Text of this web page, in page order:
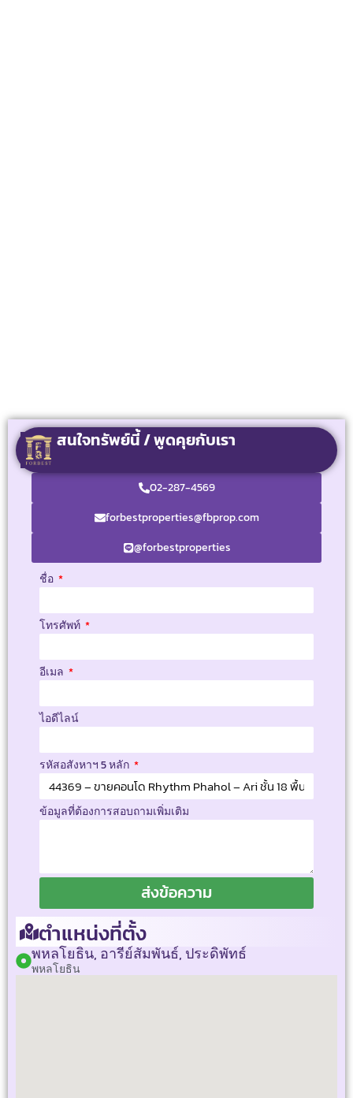
สนใจทรัพย์นี้ / พูดคุยกับเรา
02-287-4569
forbestproperties@fbprop.com
@forbestproperties
ชื่อ
โทรศัพท์
อีเมล
ไอดีไลน์
รหัสอสังหาฯ 5 หลัก
ข้อมูลที่ต้องการสอบถามเพิ่มเติม
ส่งข้อความ
ตำแหน่งที่ตั้ง
พหลโยธิน, อารีย์สัมพันธ์, ประดิพัทธ์
พหลโยธิน